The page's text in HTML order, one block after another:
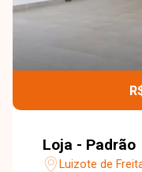
Loja - Padrão
Luizote de